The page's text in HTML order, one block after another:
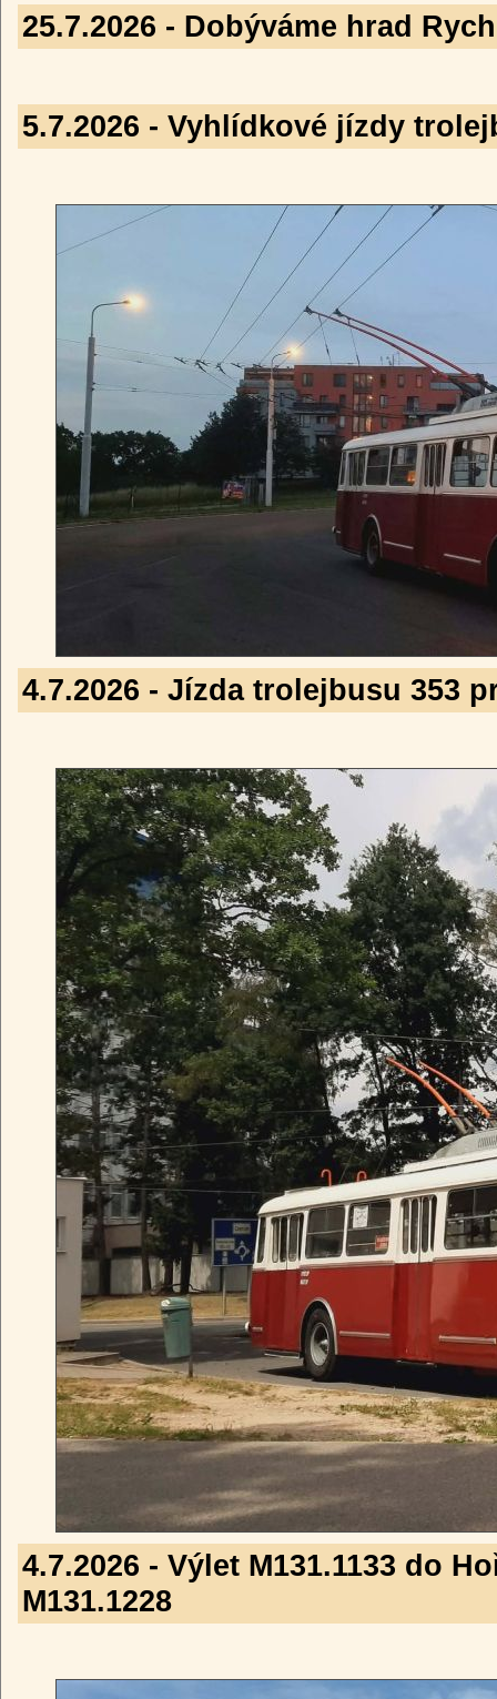
25.7.2026 - Dobýváme hrad
5.7.2026 - Vyhlídkové jízdy
4.7.2026 - Jízda trolejbusu 353
4.7.2026 - Výlet M131.1133 do
M131.1228